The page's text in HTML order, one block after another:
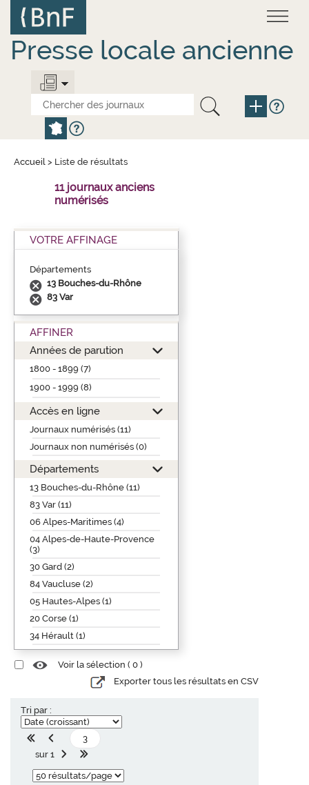
contenu
principal
Presse locale ancienne
Accueil > Liste de résultats
11 journaux anciens
numérisés
VOTRE AFFINAGE
Départements
13 Bouches-du-Rhône
83 Var
AFFINER
Années de parution
1800 - 1899 (7)
1900 - 1999 (8)
Accès en ligne
Journaux numérisés (11)
Journaux non numérisés (0)
Départements
13 Bouches-du-Rhône (11)
83 Var (11)
06 Alpes-Maritimes (4)
04 Alpes-de-Haute-Provence
(3)
30 Gard (2)
84 Vaucluse (2)
05 Hautes-Alpes (1)
20 Corse (1)
34 Hérault (1)
Voir la sélection ( 0 )
Exporter tous les résultats en CSV
Tri par :
sur 1
Panneau de gestion des cookies